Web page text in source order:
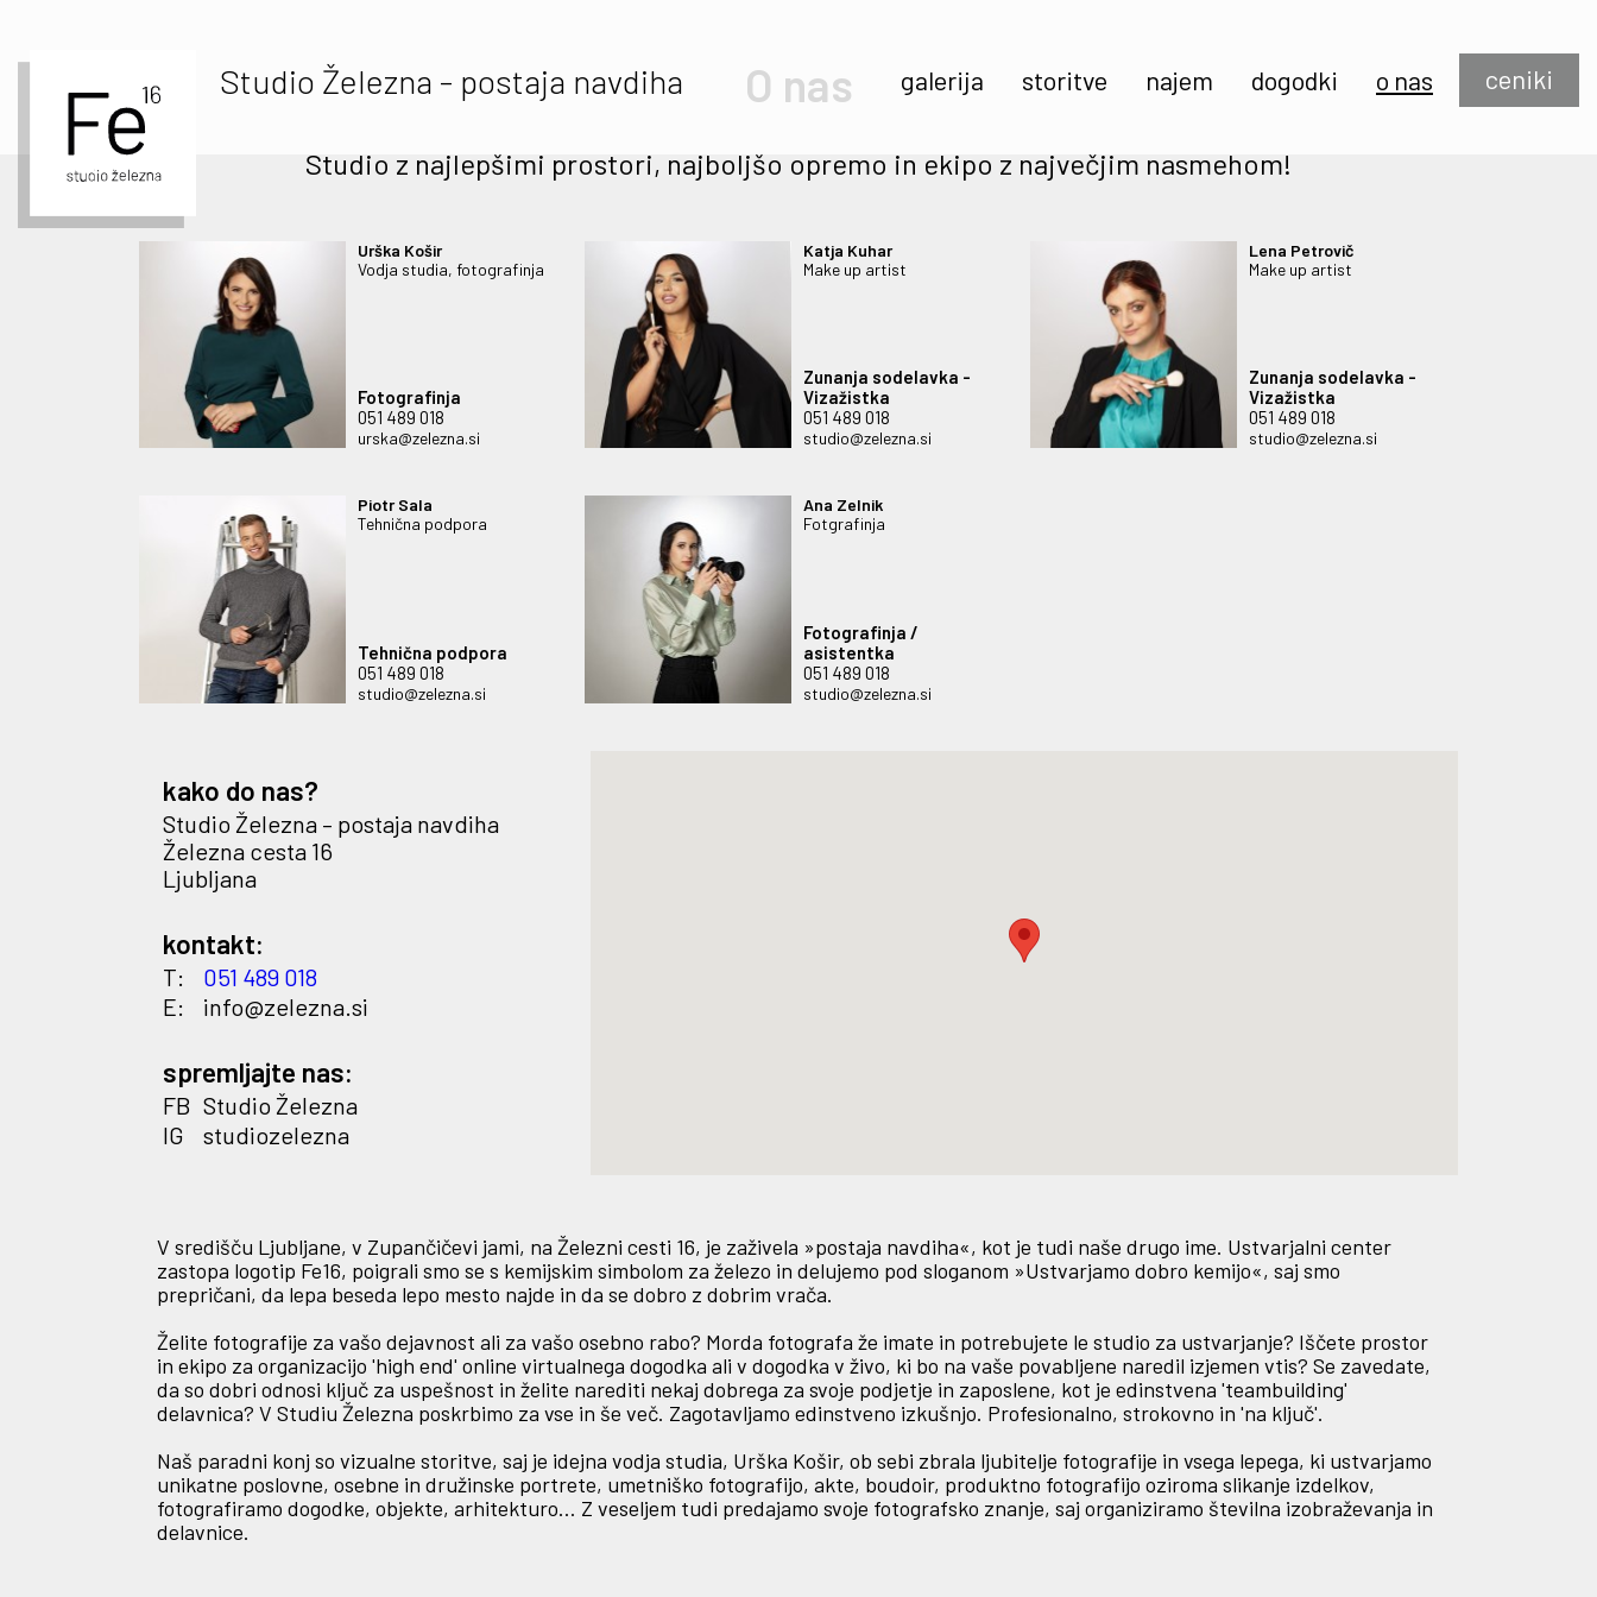
Studio Železna - postaja navdiha galerija storitve najem dogodki o nas ceniki
O nas
Studio z najlepšimi prostori, najboljšo opremo in ekipo z največjim nasmehom!
Urška Košir
Vodja studia, fotografinja
Fotografinja
051 489 018
urska@zelezna.si
Katja Kuhar
Make up artist
Zunanja sodelavka -
Vizažistka
051 489 018
studio@zelezna.si
Lena Petrovič
Make up artist
Zunanja sodelavka -
Vizažistka
051 489 018
studio@zelezna.si
Piotr Sala
Tehnična podpora
Tehnična podpora
051 489 018
studio@zelezna.si
Ana Zelnik
Fotgrafinja
Fotografinja /
asistentka
051 489 018
studio@zelezna.si
kako do nas?
Studio Železna – postaja navdiha
Železna cesta 16
Ljubljana
kontakt:
T:
051 489 018
E:
info@zelezna.si
spremljajte nas:
FB Studio Železna
IG
studiozelezna
V središču Ljubljane, v Zupančičevi jami, na Železni cesti 16, je zaživela »postaja navdiha«, kot je tudi naše drugo ime. Ustvarjalni center
zastopa logotip Fe16, poigrali smo se s kemijskim simbolom za železo in delujemo pod sloganom »Ustvarjamo dobro kemijo«, saj smo
prepričani, da lepa beseda lepo mesto najde in da se dobro z dobrim vrača.
Želite fotografije za vašo dejavnost ali za vašo osebno rabo? Morda fotografa že imate in potrebujete le studio za ustvarjanje? Iščete prostor
in ekipo za organizacijo 'high end' online virtualnega dogodka ali v dogodka v živo, ki bo na vaše povabljene naredil izjemen vtis? Se zavedate,
da so dobri odnosi ključ za uspešnost in želite narediti nekaj dobrega za svoje podjetje in zaposlene, kot je edinstvena 'teambuilding'
delavnica? V Studiu Železna poskrbimo za vse in še več. Zagotavljamo edinstveno izkušnjo. Profesionalno, strokovno in 'na ključ'.
Naš paradni konj so vizualne storitve, saj je idejna vodja studia, Urška Košir, ob sebi zbrala ljubitelje fotografije in vsega lepega, ki ustvarjamo
unikatne poslovne, osebne in družinske portrete, umetniško fotografijo, akte, boudoir, produktno fotografijo oziroma slikanje izdelkov,
fotografiramo dogodke, objekte, arhitekturo… Z veseljem tudi predajamo svoje fotografsko znanje, saj organiziramo številna izobraževanja in
delavnice.